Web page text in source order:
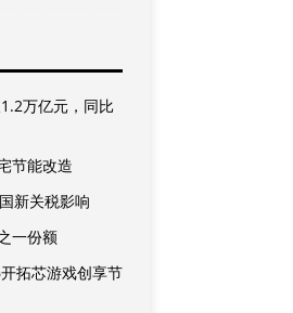
万亿元，同比
节能改造
新关税影响
一份额
拓芯游戏创享节